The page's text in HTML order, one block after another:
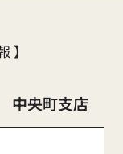
】
中央町支店